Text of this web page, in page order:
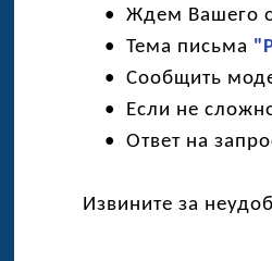
• Ждем Вашего
• Тема письма
• Сообщить
• Если не
• Ответ на запрос
Извините за